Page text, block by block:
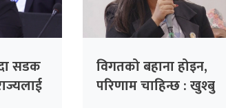
सडक
विगतको बहाना होइन,
परिणाम चाहिन्छ : खुश्बु